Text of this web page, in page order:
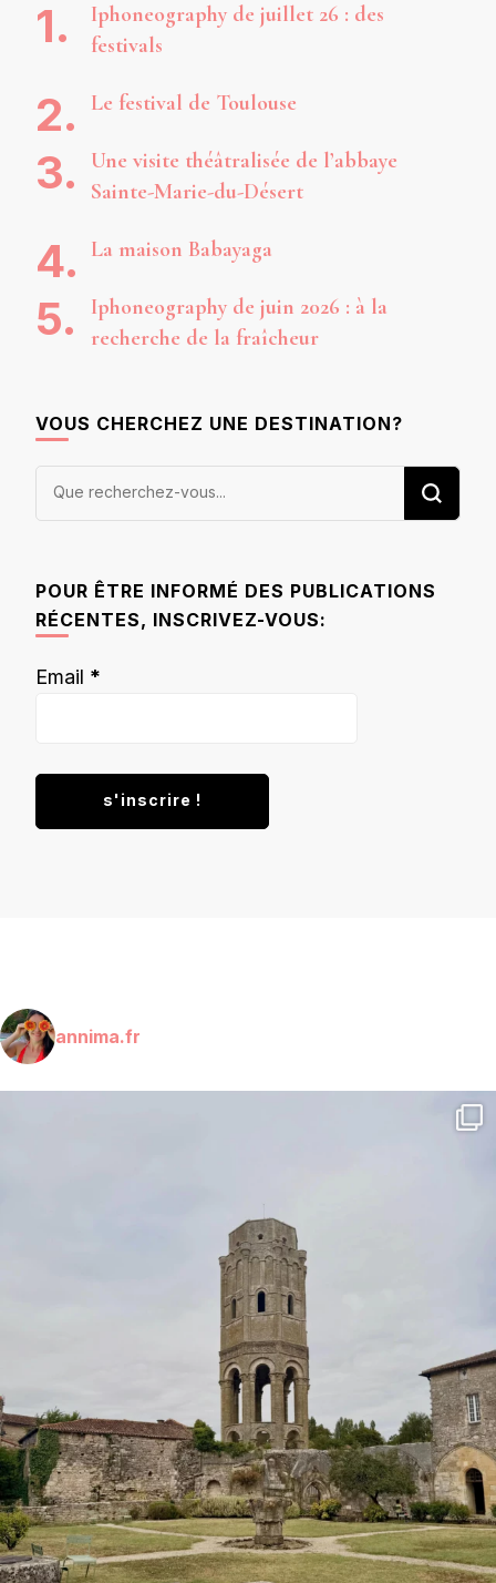
Iphoneography de juillet 26 : des
festivals
Le festival de Toulouse
Une visite théâtralisée de l’abbaye
Sainte-Marie-du-Désert
La maison Babayaga
Iphoneography de juin 2026 : à la
recherche de la fraîcheur
VOUS CHERCHEZ UNE DESTINATION?
Vous
POUR ÊTRE INFORMÉ DES PUBLICATIONS
RÉCENTES, INSCRIVEZ-VOUS:
Email *
annima.fr